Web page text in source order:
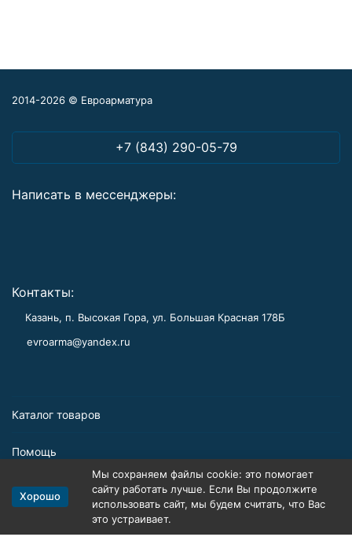
2014-2026 © Евроарматура
+7 (843) 290-05-79
Написать в мессенджеры:
Контакты:
Казань, п. Высокая Гора, ул. Большая Красная 178Б
evroarma@yandex.ru
Каталог товаров
Помощь
Информация
Политика персональных данных Карта сайта
Хорошо
Мы сохраняем файлы cookie: это помогает
сайту работать лучше. Если Вы продолжите
использовать сайт, мы будем считать, что Вас
это устраивает.